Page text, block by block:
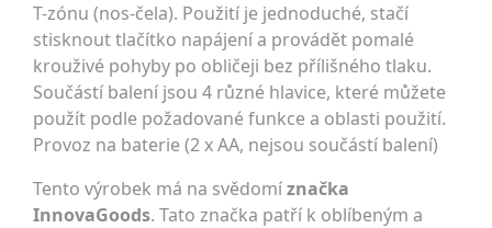
T-zónu (nos-čela). Použití je jednoduché, stačí
stisknout tlačítko napájení a provádět pomalé
krouživé pohyby po obličeji bez přílišného tlaku.
Součástí balení jsou 4 různé hlavice, které můžete
použít podle požadované funkce a oblasti použití.
Provoz na baterie (2 x AA, nejsou součástí balení)
Tento výrobek má na svědomíznačka
InnovaGoods. Tato značka patří k oblíbeným a